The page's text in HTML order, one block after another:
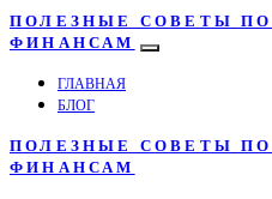
ПОЛЕЗНЫЕ СОВЕТЫ
ФИНАНСАМ
ГЛАВНАЯ
БЛОГ
ПОЛЕЗНЫЕ СОВЕТЫ
ФИНАНСАМ